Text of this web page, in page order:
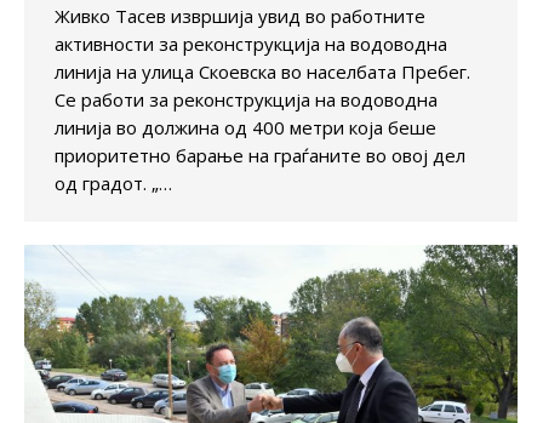
Живко Тасев извршија увид во работните
активности за реконструкција на водоводна
линија на улица Скоевска во населбата Пребег.
Се работи за реконструкција на водоводна
линија во должина од 400 метри која беше
приоритетно барање на граѓаните во овој дел
од градот. „…